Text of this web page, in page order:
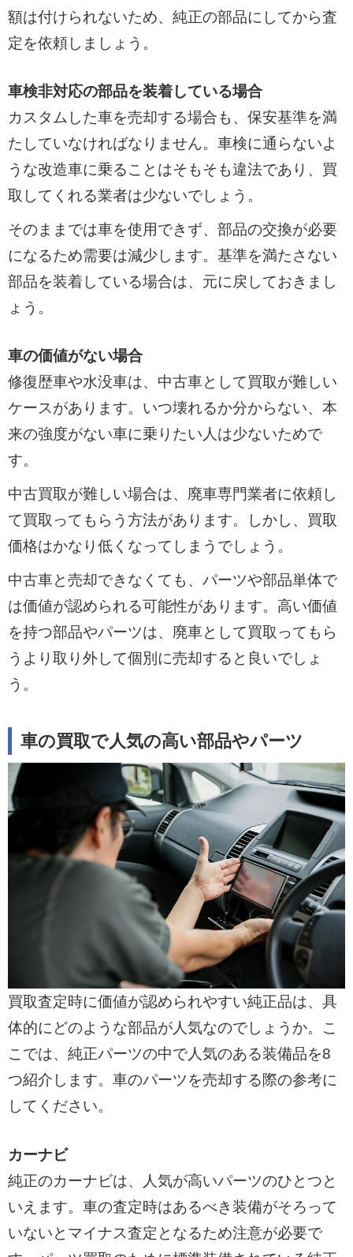
額は付けられないため、純正の部品にしてから査
定を依頼しましょう。
車検非対応の部品を装着している場合
カスタムした車を売却する場合も、保安基準を満
たしていなければなりません。車検に通らないよ
うな改造車に乗ることはそもそも違法であり、買
取してくれる業者は少ないでしょう。
そのままでは車を使用できず、部品の交換が必要
になるため需要は減少します。基準を満たさない
部品を装着している場合は、元に戻しておきまし
ょう。
車の価値がない場合
修復歴車や水没車は、中古車として買取が難しい
ケースがあります。いつ壊れるか分からない、本
来の強度がない車に乗りたい人は少ないためで
す。
中古買取が難しい場合は、廃車専門業者に依頼し
て買取ってもらう方法があります。しかし、買取
価格はかなり低くなってしまうでしょう。
中古車と売却できなくても、パーツや部品単体で
は価値が認められる可能性があります。高い価値
を持つ部品やパーツは、廃車として買取ってもら
うより取り外して個別に売却すると良いでしょ
う。
車の買取で人気の高い部品やパーツ
買取査定時に価値が認められやすい純正品は、具
体的にどのような部品が人気なのでしょうか。こ
こでは、純正パーツの中で人気のある装備品を8
つ紹介します。車のパーツを売却する際の参考に
してください。
カーナビ
純正のカーナビは、人気が高いパーツのひとつと
いえます。車の査定時はあるべき装備がそろって
いないとマイナス査定となるため注意が必要で